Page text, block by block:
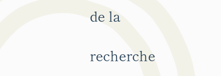
de la
recherche